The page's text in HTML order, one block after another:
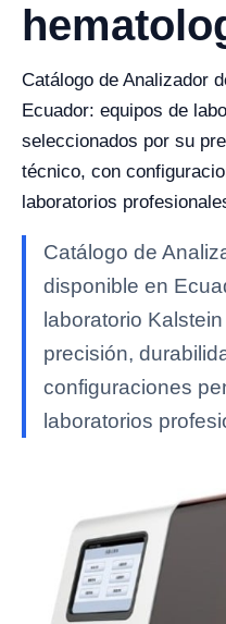
Catálogo de Analizador
Ecuador: equipos de
seleccionados por su
técnico, con
laboratorios
Catálogo de
disponible en
laboratorio
precisión,
configuraciones
laboratorios